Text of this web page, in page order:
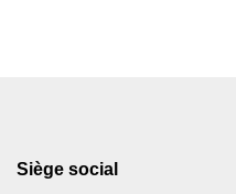
Siège social